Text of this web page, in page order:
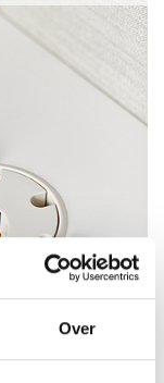
Over